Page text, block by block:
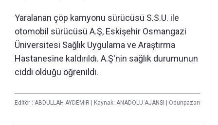
Yaralanan çöp kamyonu sürücüsü S.S.U. ile
otomobil sürücüsü A.Ş, Eskişehir Osmangazi
Üniversitesi Sağlık Uygulama ve Araştırma
Hastanesine kaldırıldı. A.Ş'nin sağlık durumunun
ciddi olduğu öğrenildi.
Editör : ABDULLAH AYDEMİR Kaynak: ANADOLU AJANSI Odunpazarı